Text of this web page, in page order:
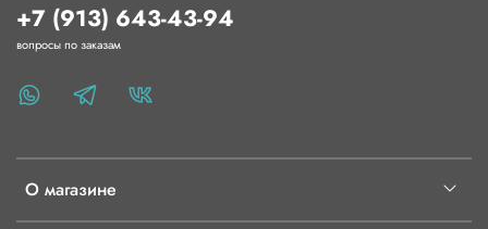
О магазине
+7 (913) 643-43-94
вопросы по заказам